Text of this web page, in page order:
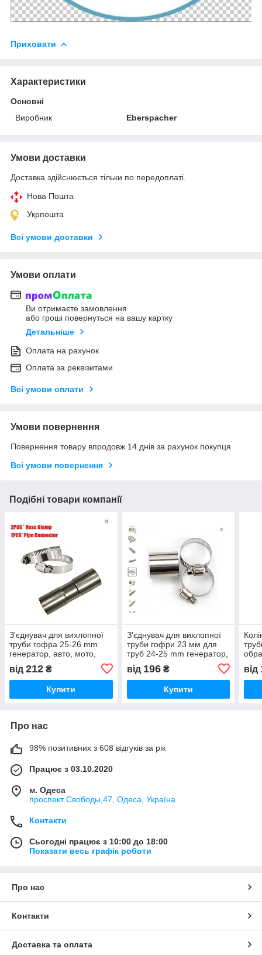
Приховати
Характеристики
Основні
Виробник
Eberspacher
Умови доставки
Доставка здійснюється тільки по передоплаті.
Нова Пошта
Укрпошта
Всі умови доставки
Умови оплати
Ви отримаєте замовлення
або гроші повернуться на вашу картку
Детальніше
Оплата на рахунок
Оплата за реквізитами
Всі умови оплати
Умови повернення
Повернення товару впродовж 14 днів за рахунок покупця
Всі умови повернення
Подібні товари компанії
З'єднувач для вихлопної
труби гофра 25-26 mm
генератор, авто, мото,
10,5 см. Нержавійка.
від 212 ₴
Купити
З'єднувач для вихлопної
труби гофри 23 мм для
труб 24-25 mm генератор,
мм. Нержавейка.
від 196₴
Купити
від
Про нас
98% позитивних з 608 відгуків за рік
Працює з 03.10.2020
м. Одеса
проспект Свободы,47, Одеса, Україна
Контакти
Сьогодні працює з 10:00 до 18:00
Показати весь графік роботи
Про нас
Контакти
Доставка та оплата